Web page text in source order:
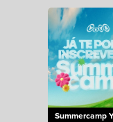
Summercamp